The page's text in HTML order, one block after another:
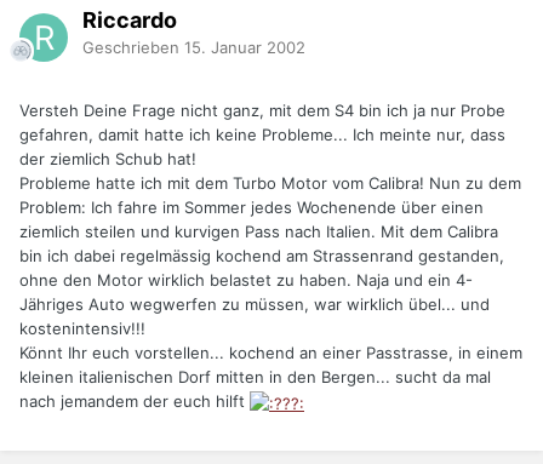
Riccardo
Geschrieben 15. Januar 2002
Versteh Deine Frage nicht ganz, mit dem S4 bin ich ja nur Probe
gefahren, damit hatte ich keine Probleme... Ich meinte nur, dass
der ziemlich Schub hat!
Probleme hatte ich mit dem Turbo Motor vom Calibra! Nun zu dem
Problem: Ich fahre im Sommer jedes Wochenende über einen
ziemlich steilen und kurvigen Pass nach Italien. Mit dem Calibra
bin ich dabei regelmässig kochend am Strassenrand gestanden,
ohne den Motor wirklich belastet zu haben. Naja und ein 4-
Jähriges Auto wegwerfen zu müssen, war wirklich übel... und
kostenintensiv!!!
Könnt Ihr euch vorstellen... kochend an einer Passtrasse, in einem
kleinen italienischen Dorf mitten in den Bergen... sucht da mal
nach jemandem der euch hilft